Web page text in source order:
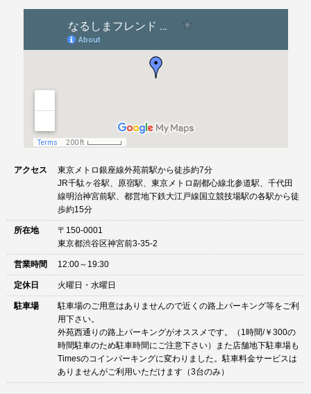
アクセス
東京メトロ銀座線外苑前駅から徒歩約7分
JR千駄ヶ谷駅、原宿駅、東京メトロ副都心線北参道駅、千代田
線明治神宮前駅、都営地下鉄大江戸線国立競技場駅の各駅から徒
歩約15分
所在地
〒150-0001
東京都渋谷区神宮前3-35-2
営業時間 12:00～19:30
定休日 火曜日・水曜日
駐車場
駐車場のご用意はありませんので近くの路上パーキング等をご利
用下さい。
外苑西通りの路上パーキングがオススメです。（1時間/￥300の
時間駐車のため駐車時間にご注意下さい）また店舗地下駐車場も
Timesのコインパーキングに変わりました。駐車料金サービスは
ありませんがご利用いただけます（3台のみ）